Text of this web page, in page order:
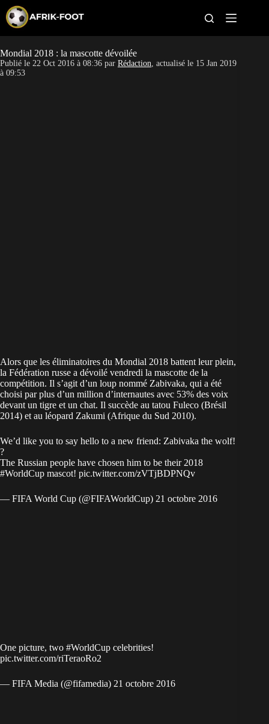
p
t
o
c
CAN féminine
Mondial 2018 : la mascotte dévoilée
Publié le 22 Oct 2016 à 08:36 par Rédaction, actualisé le 15 Jan 2019
à 09:53
Alors que les éliminatoires du Mondial 2018 battent leur plein,
la Fédération russe a dévoilé vendredi la mascotte de la
compétition. Il s’agit d’un loup nommé Zabivaka, qui a été
choisi par plus d’un million d’internautes avec 53% des voix
devant un tigre et un chat. Il succède au tatou Fuleco (Brésil
2014) et au léopard Zakumi (Afrique du Sud 2010).
We’d like you to say hello to a new friend: Zabivaka the wolf!
?
The Russian people have chosen him to be their 2018
#WorldCup mascot! pic.twitter.com/zVTjBDPNQv
— FIFA World Cup (@FIFAWorldCup) 21 octobre 2016
One picture, two #WorldCup celebrities!
pic.twitter.com/riTeraoRo2
— FIFA Media (@fifamedia) 21 octobre 2016